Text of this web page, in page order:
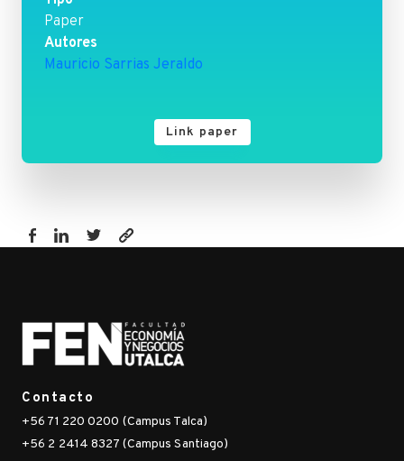
Paper
Autores
Mauricio Sarrias Jeraldo
Link paper
with-
random-
parameters-
in-
the-
rchoice-
Contacto
+56 71 220 0200 (Campus Talca)
+56 2 2414 8327 (Campus Santiago)